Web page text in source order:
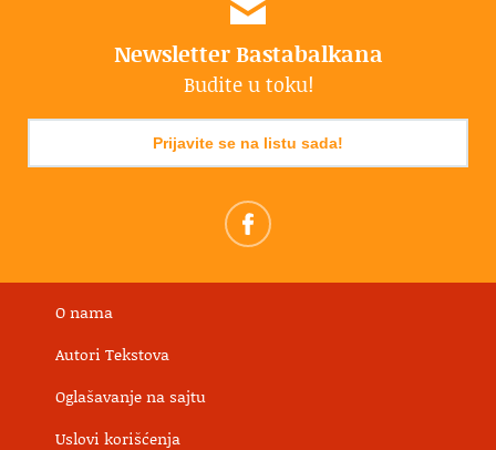
Newsletter Bastabalkana
Budite u toku!
Prijavite se na listu sada!
O nama
Autori Tekstova
Oglašavanje na sajtu
Uslovi korišćenja